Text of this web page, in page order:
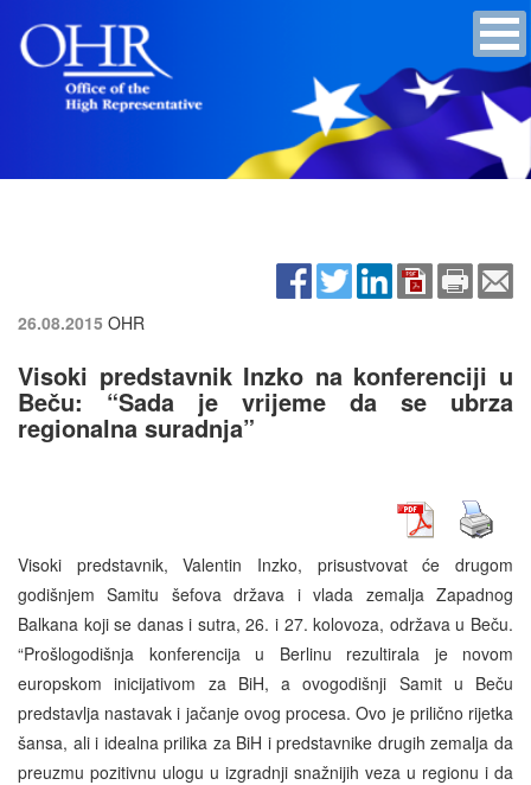
26.08.2015 OHR
Visoki predstavnik Inzko na konferenciji u
Beču: “Sada je vrijeme da se ubrza
regionalna suradnja”
Visoki predstavnik, Valentin Inzko, prisustvovat će drugom
godišnjem Samitu šefova država i vlada zemalja Zapadnog
Balkana koji se danas i sutra, 26. i 27. kolovoza, održava u Beču.
“Prošlogodišnja konferencija u Berlinu rezultirala je novom
europskom inicijativom za BiH, a ovogodišnji Samit u Beču
predstavlja nastavak i jačanje ovog procesa. Ovo je prilično rijetka
šansa, ali i idealna prilika za BiH i predstavnike drugih zemalja da
preuzmu pozitivnu ulogu u izgradnji snažnijih veza u regionu i da